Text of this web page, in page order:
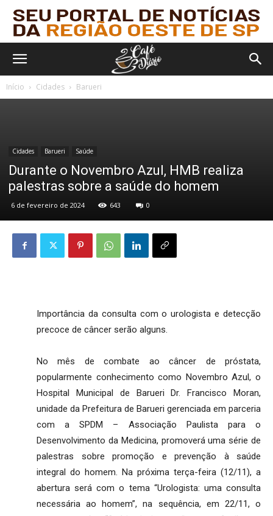
Início Cidades Barueri
Cidades Barueri Saúde
Durante o Novembro Azul, HMB realiza
palestras sobre a saúde do homem
6 de fevereiro de 2024 643 0
Importância da consulta com o urologista e detecção
precoce de câncer serão alguns.
No mês de combate ao câncer de próstata,
popularmente conhecimento como Novembro Azul, o
Hospital Municipal de Barueri Dr. Francisco Moran,
unidade da Prefeitura de Barueri gerenciada em parceria
com a SPDM – Associação Paulista para o
Desenvolvimento da Medicina, promoverá uma série de
palestras sobre promoção e prevenção à saúde
integral do homem. Na próxima terça-feira (12/11), a
abertura será com o tema “Urologista: uma consulta
necessária ao homem”, na sequência, em 22/11, o